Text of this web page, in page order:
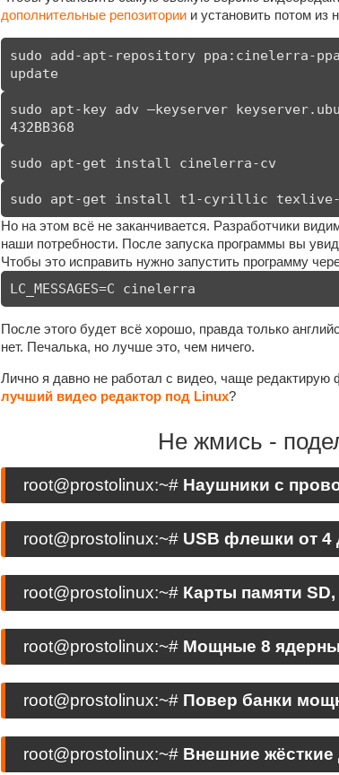
дополнительные репозитории и установить потом из
sudo add-apt-repository ppa:cinelerra-
update
sudo apt-key adv —keyserver
432BB368
sudo apt-get install cinelerra-cv
sudo apt-get install t1-cyrillic
Но на этом всё не заканчивается. Разработчики
наши потребности. После запуска программы вы
Чтобы это исправить нужно запустить программу
LC_MESSAGES=C cinelerra
После этого будет всё хорошо, правда только
нет. Печалька, но лучше это, чем ничего.
Лично я давно не работал с видео, чаще редактирую
лучший видео редактор под Linux?
Не жмись -
root@prostolinux:~# Наушники с
root@prostolinux:~# USB флешки от 4
root@prostolinux:~# Карты памяти SD,
root@prostolinux:~# Мощные 8
root@prostolinux:~# Повер банки
root@prostolinux:~# Внешние жёсткие